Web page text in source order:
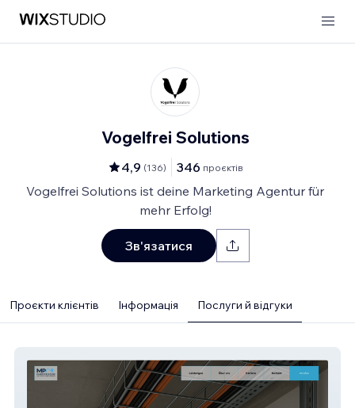
Vogelfrei Solutions
4,9 (136) 346 проєктів
Vogelfrei Solutions ist deine Marketing Agentur für
mehr Erfolg!
Зв'язатися
Проєкти клієнтів Інформація Послуги й відгуки